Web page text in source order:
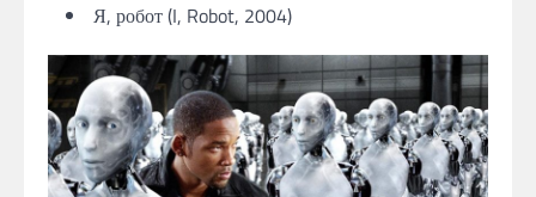
Я, робот (I, Robot, 2004)